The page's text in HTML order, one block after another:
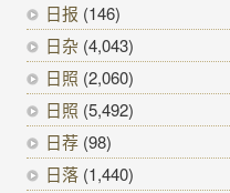
日报 (146)
日杂 (4,043)
日照 (2,060)
日照 (5,492)
日荐 (98)
日落 (1,440)